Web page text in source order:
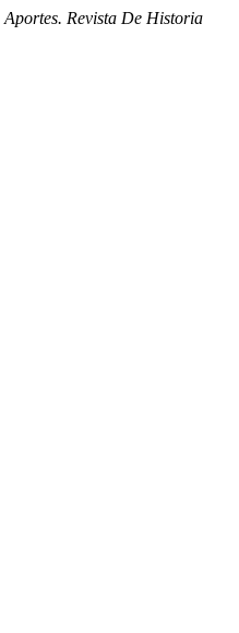
Aportes. Revista De Historia